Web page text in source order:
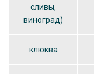
сливы,
виноград)
клюква